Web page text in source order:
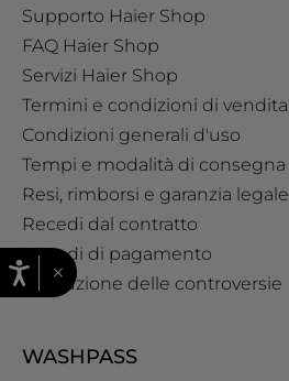
Supporto Haier Shop
FAQ Haier Shop
Servizi Haier Shop
Termini e condizioni di vendita
Condizioni generali d'uso
Tempi e modalità di consegna
Resi, rimborsi e garanzia legale
Recedi dal contratto
Metodi di pagamento
Risoluzione delle controversie
WASHPASS
×